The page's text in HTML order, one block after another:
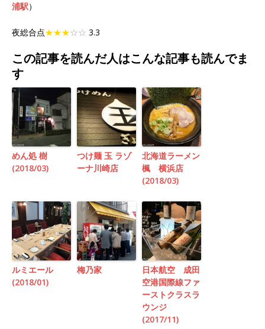
浦駅）
夜総合点★★★☆☆ 3.3
この記事を読んだ人はこんな記事も読んでま
す
めん処 樹
(2018/03)
つけ麺 玉 ラゾ
ーナ川崎店
北海道ラーメン
楓 横浜店
(2018/03)
ルミエール
(2018/01)
梅乃家
日本航空 成田
空港国際線ファ
ーストクラスラ
ウンジ
(2017/11)